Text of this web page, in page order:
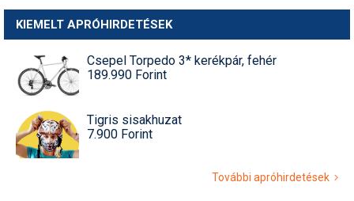
KIEMELT APRÓHIRDETÉSEK
Csepel Torpedo 3* kerékpár, fehér
189.990 Forint
Tigris sisakhuzat
7.900 Forint
További apróhirdetések